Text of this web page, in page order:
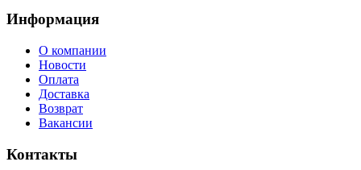
Информация
О компании
Новости
Оплата
Доставка
Возврат
Вакансии
Контакты